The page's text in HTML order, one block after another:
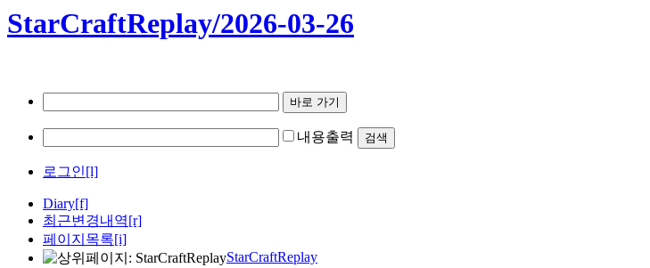
StarCraftReplay/2026-03-26
내용출력
로그인[l]
Diary[f]
최근변경내역[r]
페이지목록[i]
StarCraftReplay